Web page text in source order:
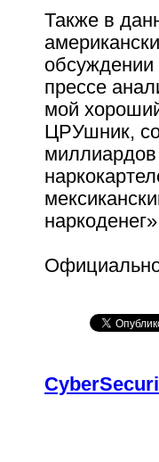
Также в
обсуждении
прессе
мой
ЦРУшник,